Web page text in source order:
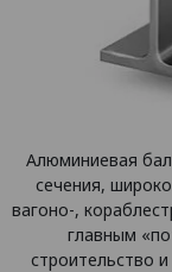
Алюминиевая
сечения,
вагоно-,
главным
строительство